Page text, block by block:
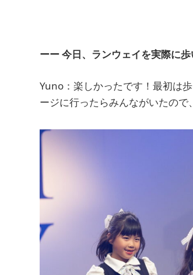
ーー 今日、ランウェイを実際に
Yuno：楽しかったです！最初は
ージに行ったらみんながいたので